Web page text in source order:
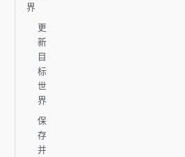
界
更
新
目
标
世
界
保
存
并